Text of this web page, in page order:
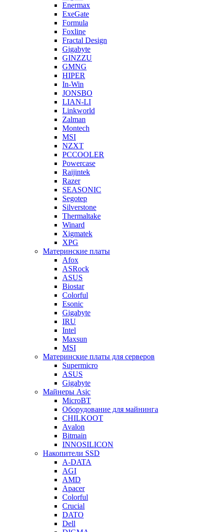
Enermax
ExeGate
Formula
Foxline
Fractal Design
Gigabyte
GINZZU
GMNG
HIPER
In-Win
JONSBO
LIAN-LI
Linkworld
Zalman
Montech
MSI
NZXT
PCCOOLER
Powercase
Raijintek
Razer
SEASONIC
Segotep
Silverstone
Thermaltake
Winard
Xigmatek
XPG
Материнские платы
Afox
ASRock
ASUS
Biostar
Colorful
Esonic
Gigabyte
IRU
Intel
Maxsun
MSI
Материнские платы для серверов
Supermicro
ASUS
Gigabyte
Майнеры Asic
MicroBT
Оборудование для майнинга
CHILKOOT
Avalon
Bitmain
INNOSILICON
Накопители SSD
A-DATA
AGI
AMD
Apacer
Colorful
Crucial
DATO
Dell